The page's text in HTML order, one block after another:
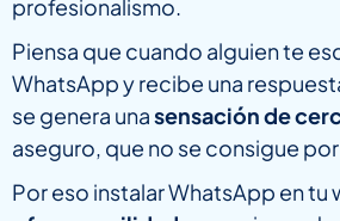
profesionalismo.
Piensa que cuando alguien te
WhatsApp y recibe una
se genera unasensación de
aseguro, que no se consigue
Por eso instalar WhatsApp en tu